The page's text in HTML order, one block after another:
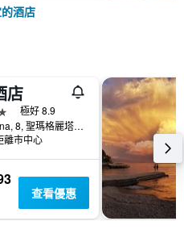
酒店
店
極好 8.9
Via Pagana, 8, 聖瑪格麗塔-利古雷, 熱諾亞, 義大利
離市中心
查看優惠